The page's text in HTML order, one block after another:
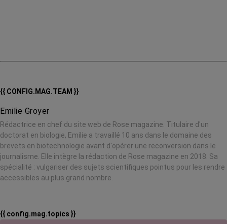
{{ CONFIG.MAG.TEAM }}
Emilie Groyer
Rédactrice en chef du site web de Rose magazine. Titulaire d'un
doctorat en biologie, Emilie a travaillé 10 ans dans le domaine des
brevets en biotechnologie avant d'opérer une reconversion dans le
journalisme. Elle intègre la rédaction de Rose magazine en 2018. Sa
spécialité : vulgariser des sujets scientifiques pointus pour les rendre
accessibles au plus grand nombre.
{{ config.mag.topics }}